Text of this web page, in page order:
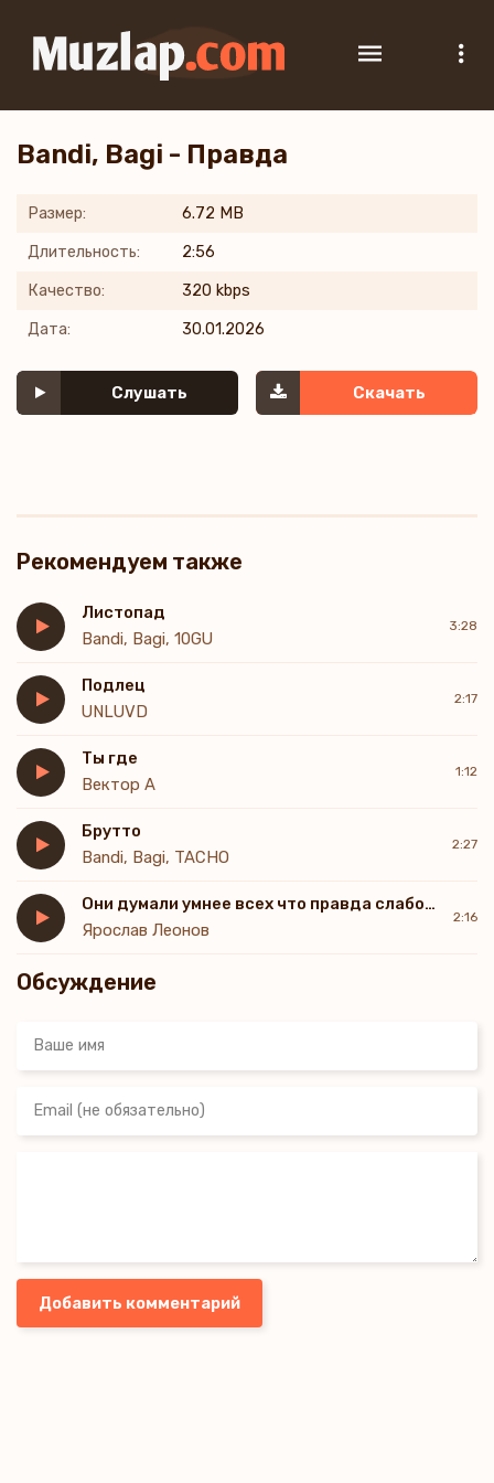
Bandi, Bagi - Правда
Размер: 6.72 MB
Длительность: 2:56
Качество: 320 kbps
Дата: 30.01.2026
Слушать Скачать
Рекомендуем также
Листопад
Bandi, Bagi, 10GU
3:28
Подлец
UNLUVD
2:17
Ты где
Вектор А
1:12
Брутто
Bandi, Bagi, TACHO
2:27
Они думали умнее всех что правда слабость а ложь успех
Ярослав Леонов
2:16
Обсуждение
Добавить комментарий